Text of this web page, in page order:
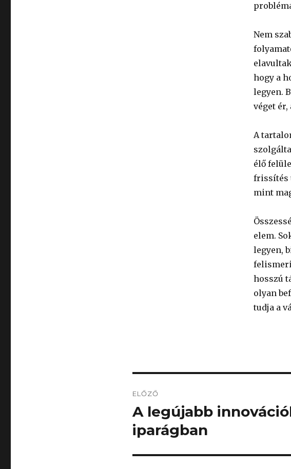
Nem
hogy a
legyen.
véget ér,
A
élő
frissítés
mint
elem.
legyen,
hosszú
olyan
tudja a
navigáció
ELŐZŐ
Korábbi
bejegyzés:
A legújabb
iparágban